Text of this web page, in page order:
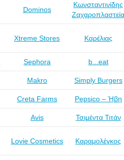
Dominos
Κωνσταντινίδης
Xtreme Stores Καρέλιας
Sephora b...eat
Makro Simply Burgers
Creta Farms Pepsico – Ήβη
Avis Τσιμέντα Τιτάν
Lovie Cosmetics Καραμολέγκος